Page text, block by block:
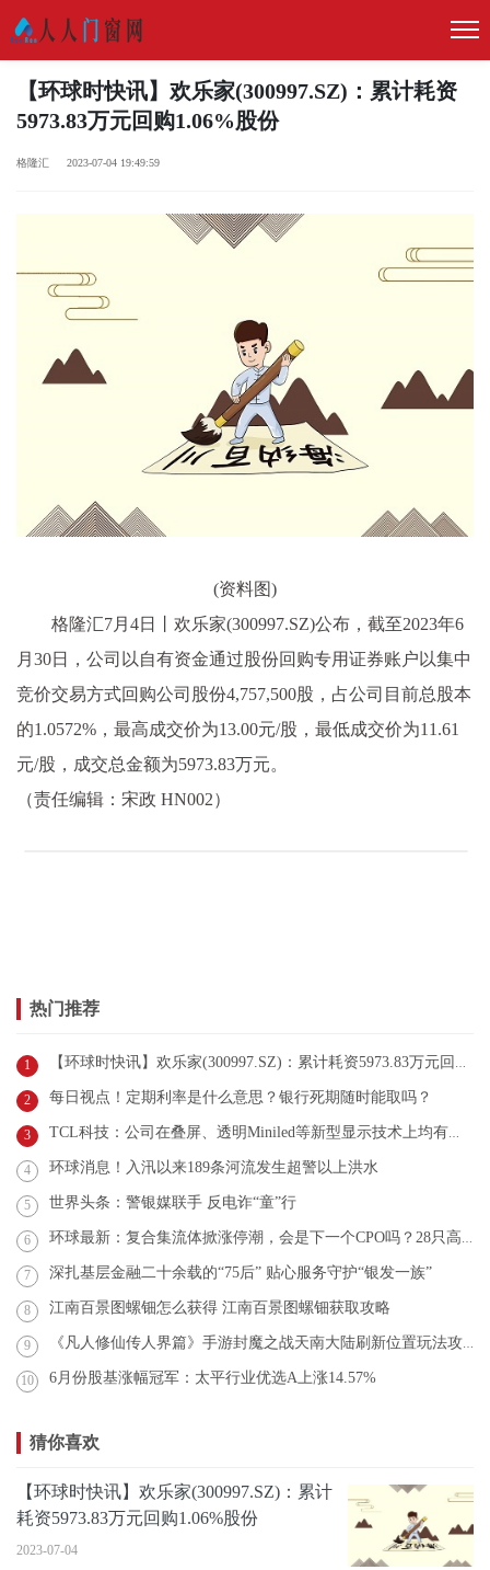
【环球时快讯】欢乐家(300997.SZ)：累计耗资
5973.83万元回购1.06%股份
格隆汇 2023-07-04 19:49:59
(资料图)
格隆汇7月4日丨欢乐家(300997.SZ)公布，截至2023年6
月30日，公司以自有资金通过股份回购专用证券账户以集中
竞价交易方式回购公司股份4,757,500股，占公司目前总股本
的1.0572%，最高成交价为13.00元/股，最低成交价为11.61
元/股，成交总金额为5973.83万元。
（责任编辑：宋政 HN002）
热门推荐
1 【环球时快讯】欢乐家(300997.SZ)：累计耗资5973.83万元回购1.06%股份
2 每日视点！定期利率是什么意思？银行死期随时能取吗？
3 TCL科技：公司在叠屏、透明Miniled等新型显示技术上均有布局
4 环球消息！入汛以来189条河流发生超警以上洪水
5 世界头条：警银媒联手 反电诈“童”行
6 环球最新：复合集流体掀涨停潮，会是下一个CPO吗？28只高增潜力股曝光！
7 深扎基层金融二十余载的“75后” 贴心服务守护“银发一族”
8 江南百景图螺钿怎么获得 江南百景图螺钿获取攻略
9 《凡人修仙传人界篇》手游封魔之战天南大陆刷新位置玩法攻略分享 环球今亮点
10 6月份股基涨幅冠军：太平行业优选A上涨14.57%
猜你喜欢
【环球时快讯】欢乐家(300997.SZ)：累计
耗资5973.83万元回购1.06%股份
2023-07-04